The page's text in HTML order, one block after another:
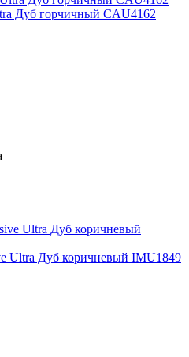
Дуб горчичный CAU4162
Ultra Дуб коричневый IMU1849